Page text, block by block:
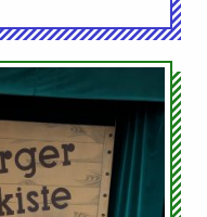
Audio-
Player